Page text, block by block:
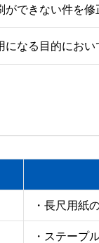
ができない件を修
になる目的にお
・長尺用紙
・ステープ